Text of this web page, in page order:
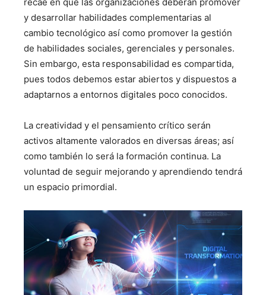
y desarrollar habilidades complementarias al
cambio tecnológico así como promover la gestión
de habilidades sociales, gerenciales y personales.
Sin embargo, esta responsabilidad es compartida,
pues todos debemos estar abiertos y dispuestos a
adaptarnos a entornos digitales poco conocidos.
La creatividad y el pensamiento crítico serán
activos altamente valorados en diversas áreas; así
como también lo será la formación continua. La
voluntad de seguir mejorando y aprendiendo tendrá
un espacio primordial.